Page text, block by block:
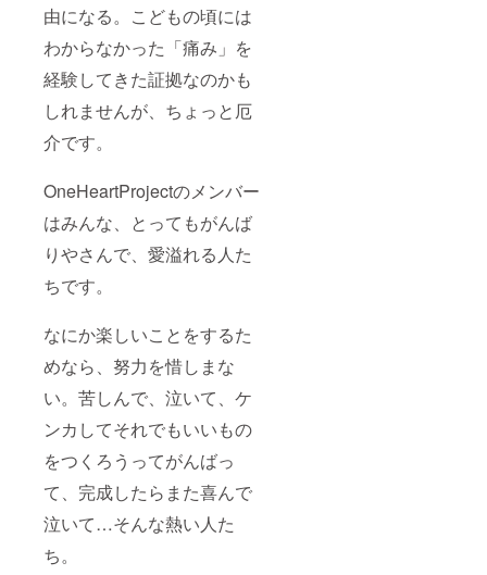
由になる。こどもの頃には
わからなかった「痛み」を
経験してきた証拠なのかも
しれませんが、ちょっと厄
介です。
OneHeartProjectのメンバー
はみんな、とってもがんば
りやさんで、愛溢れる人た
ちです。
なにか楽しいことをするた
めなら、努力を惜しまな
い。苦しんで、泣いて、ケ
ンカしてそれでもいいもの
をつくろうってがんばっ
て、完成したらまた喜んで
泣いて…そんな熱い人た
ち。